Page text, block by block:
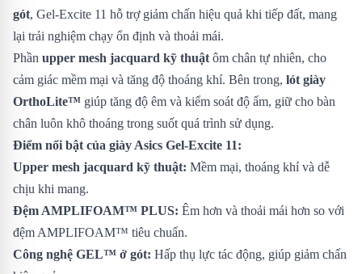
gót, Gel-Excite 11 hỗ trợ giảm chấn hiệu quả khi tiếp đất, mang
lại trải nghiệm chạy ổn định và thoải mái.
Phần upper mesh jacquard kỹ thuật ôm chân tự nhiên, cho
cảm giác mềm mại và tăng độ thoáng khí. Bên trong, lót giày
OrthoLite™ giúp tăng độ êm và kiểm soát độ ẩm, giữ cho bàn
chân luôn khô thoáng trong suốt quá trình sử dụng.
Điểm nổi bật của giày Asics Gel-Excite 11:
Upper mesh jacquard kỹ thuật: Mềm mại, thoáng khí và dễ
chịu khi mang.
Đệm AMPLIFOAM™ PLUS: Êm hơn và thoải mái hơn so với
đệm AMPLIFOAM™ tiêu chuẩn.
Công nghệ GEL™ ở gót: Hấp thụ lực tác động, giúp giảm chấn